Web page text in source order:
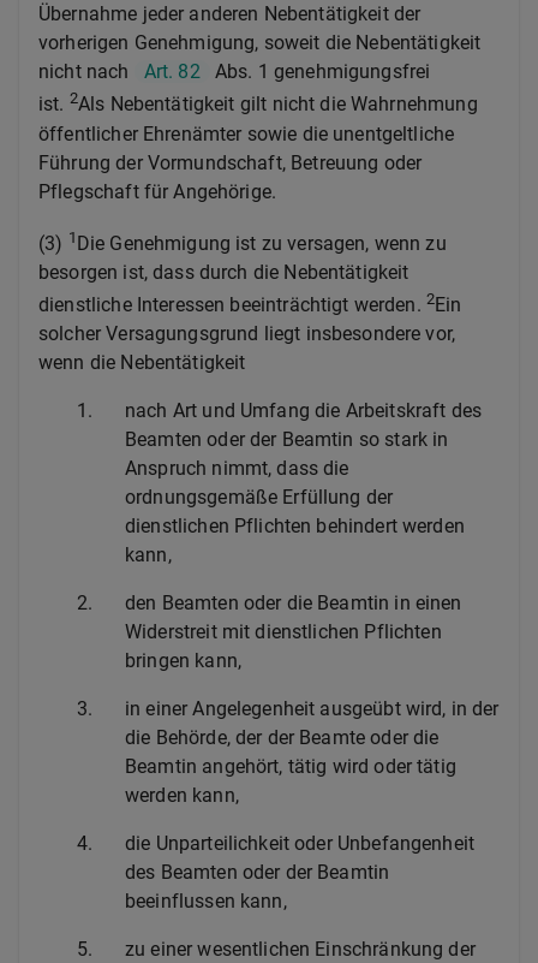
Übernahme jeder anderen Nebentätigkeit der
vorherigen Genehmigung, soweit die Nebentätigkeit
nicht nach
Art. 82
Abs. 1 genehmigungsfrei
ist. 2Als Nebentätigkeit gilt nicht die Wahrnehmung
öffentlicher Ehrenämter sowie die unentgeltliche
Führung der Vormundschaft, Betreuung oder
Pflegschaft für Angehörige.
(3) 1 Die Genehmigung ist zu versagen, wenn zu
besorgen ist, dass durch die Nebentätigkeit
dienstliche Interessen beeinträchtigt werden. 2 Ein
solcher Versagungsgrund liegt insbesondere vor,
wenn die Nebentätigkeit
1.
nach Art und Umfang die Arbeitskraft des
Beamten oder der Beamtin so stark in
Anspruch nimmt, dass die
ordnungsgemäße Erfüllung der
dienstlichen Pflichten behindert werden
kann,
2.
den Beamten oder die Beamtin in einen
Widerstreit mit dienstlichen Pflichten
bringen kann,
3.
in einer Angelegenheit ausgeübt wird, in der
die Behörde, der der Beamte oder die
Beamtin angehört, tätig wird oder tätig
werden kann,
4.
die Unparteilichkeit oder Unbefangenheit
des Beamten oder der Beamtin
beeinflussen kann,
5.
zu einer wesentlichen Einschränkung der